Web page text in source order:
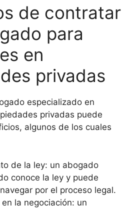
de contratar
para
en
privadas
especializado en
privadas puede
algunos de los cuales
de la ley: un abogado
conoce la ley y puede
por el proceso legal.
en la negociación: un